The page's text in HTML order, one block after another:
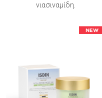
νιασιναμίδη.